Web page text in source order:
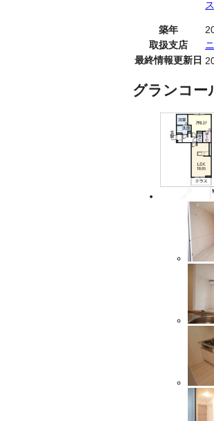
築年
取扱支店
最終情報更新日
グランコー